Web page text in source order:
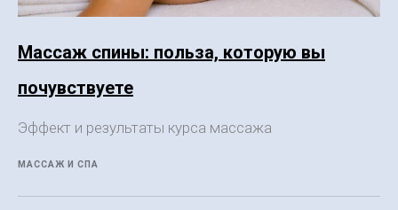
Массаж спины: польза, которую вы
почувствуете
Эффект и результаты курса массажа
МАССАЖ И СПА